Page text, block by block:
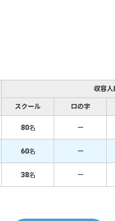
収容人
スクール ロの字
80名 －
60名 －
38名 －